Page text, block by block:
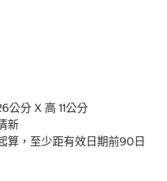
公分 X 高 11公分
新
算，至少距有效日期前90日